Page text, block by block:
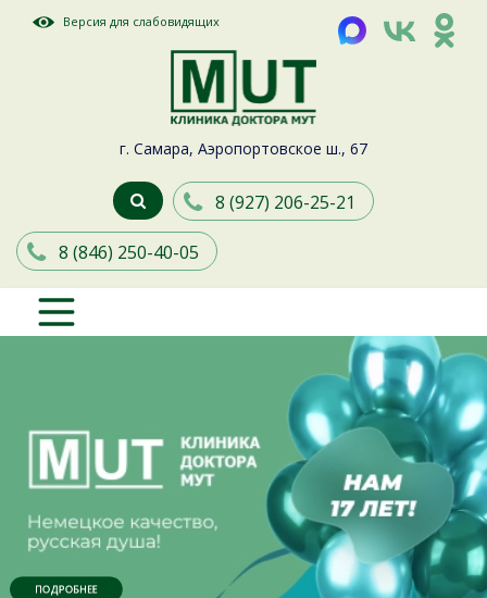
Версия для слабовидящих
г. Самара, Аэропортовское ш., 67
8 (927) 206-25-21
8 (846) 250-40-05
ПОДРОБНЕЕ